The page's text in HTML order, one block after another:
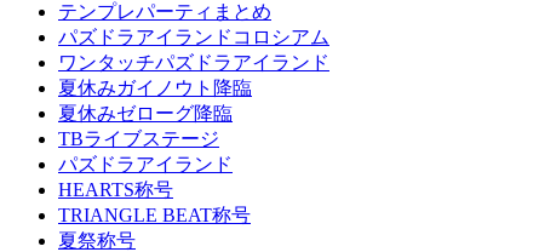
テンプレパーティまとめ
パズドラアイランドコロシアム
ワンタッチパズドラアイランド
夏休みガイノウト降臨
夏休みゼローグ降臨
TBライブステージ
パズドラアイランド
HEARTS称号
TRIANGLE BEAT称号
夏祭称号